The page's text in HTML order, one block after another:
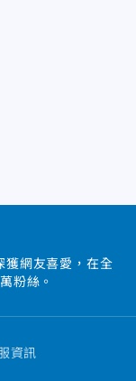
獲網友喜愛，在全
粉絲。
資訊